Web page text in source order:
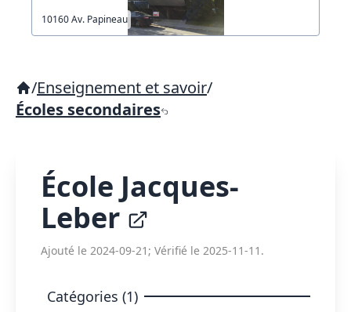
10160 Av. Papineau
/Enseignement et savoir/
Écoles secondaires
École Jacques-
Leber
Ajouté le 2024-09-21; Vérifié le 2025-11-11.
Catégories (1)